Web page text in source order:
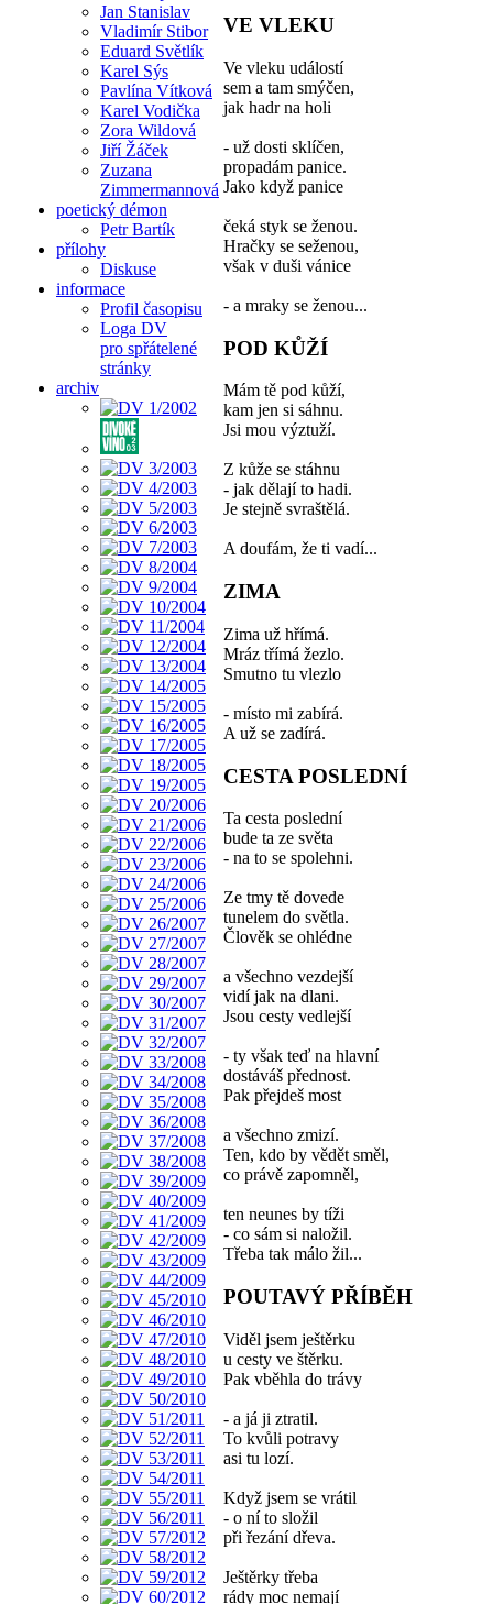
Jan Stanislav
Vladimír Stibor
Eduard Světlík
Karel Sýs
Pavlína Vítková
Karel Vodička
Zora Wildová
Jiří Žáček
Zuzana
Zimmermannová
poetický démon
Petr Bartík
přílohy
Diskuse
informace
Profil časopisu
Loga DV
pro spřátelené
stránky
archiv
VE VLEKU
Ve vleku událostí
sem a tam smýčen,
jak hadr na holi
- už dosti sklíčen,
propadám panice.
Jako když panice
čeká styk se ženou.
Hračky se seženou,
však v duši vánice
- a mraky se ženou...
POD KŮŽÍ
Mám tě pod kůží,
kam jen si sáhnu.
Jsi mou výztuží.
Z kůže se stáhnu
- jak dělají to hadi.
Je stejně svraštělá.
A doufám, že ti vadí...
ZIMA
Zima už hřímá.
Mráz třímá žezlo.
Smutno tu vlezlo
- místo mi zabírá.
A už se zadírá.
CESTA POSLEDNÍ
Ta cesta poslední
bude ta ze světa
- na to se spolehni.
Ze tmy tě dovede
tunelem do světla.
Člověk se ohlédne
a všechno vezdejší
vidí jak na dlani.
Jsou cesty vedlejší
- ty však teď na hlavní
dostáváš přednost.
Pak přejdeš most
a všechno zmizí.
Ten, kdo by vědět směl,
co právě zapomněl,
ten neunes by tíži
- co sám si naložil.
Třeba tak málo žil...
POUTAVÝ PŘÍBĚH
Viděl jsem ještěrku
u cesty ve štěrku.
Pak vběhla do trávy
- a já ji ztratil.
To kvůli potravy
asi tu lozí.
Když jsem se vrátil
- o ní to složil
při řezání dřeva.
Ještěrky třeba
rády moc nemají